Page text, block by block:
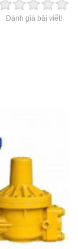
Đánh giá bài viết!